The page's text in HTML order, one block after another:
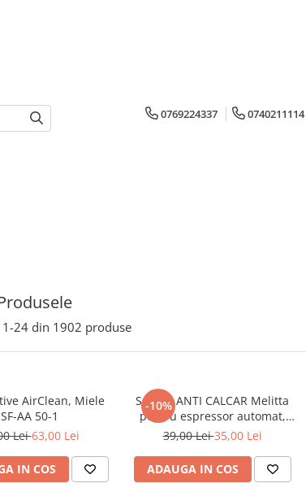
0769224337 0740211114
1-24 din 1902 produse
AirClean, Miele
SF-AA 50-1
Lei63,00 Lei
IN COS
-10%
Soluție ANTI CALCAR Melitta
pentru espressor automat,
250ml, 2 utilizari
39,00 Lei35,00 Lei
ADAUGA IN COS